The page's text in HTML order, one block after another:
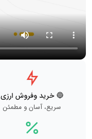
🔵 خرید وفروش ارزی
سریع، آسان و مطمئن